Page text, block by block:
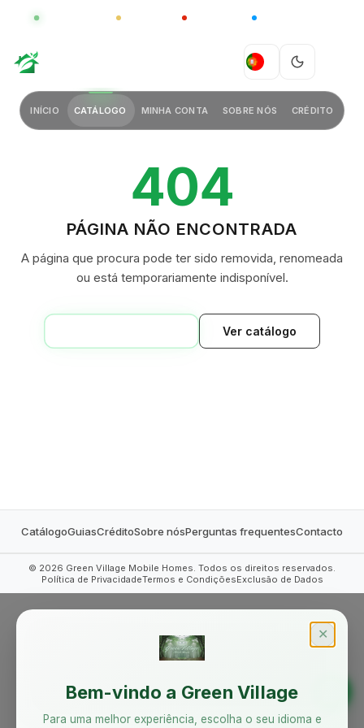
GLOBAL CHINA
PT
INÍCIO CATÁLOGO MINHA CONTA SOBRE NÓS CRÉDITO
404
PÁGINA NÃO ENCONTRADA
A página que procura pode ter sido removida, renomeada
ou está temporariamente indisponível.
Ver catálogo
CatálogoGuiasCréditoSobre nósPerguntas frequentesContacto
© 2026 Green Village Mobile Homes. Todos os direitos reservados.
Política de PrivacidadeTermos e CondiçõesExclusão de Dados
✕
Bem-vindo a Green Village
Para uma melhor experiência, escolha o seu idioma e